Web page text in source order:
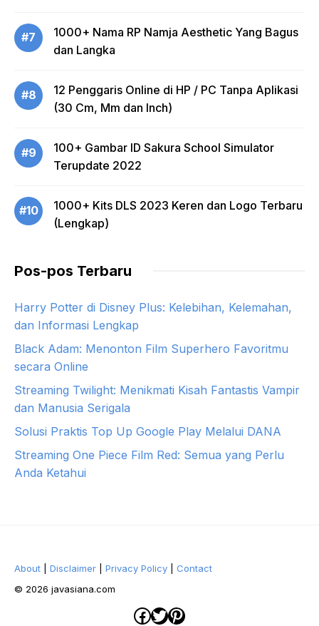
#7
1000+ Nama RP Namja Aesthetic Yang Bagus
dan Langka
#8
12 Penggaris Online di HP / PC Tanpa Aplikasi
(30 Cm, Mm dan Inch)
#9
100+ Gambar ID Sakura School Simulator
Terupdate 2022
#10
1000+ Kits DLS 2023 Keren dan Logo Terbaru
(Lengkap)
Pos-pos Terbaru
Harry Potter di Disney Plus: Kelebihan, Kelemahan,
dan Informasi Lengkap
Black Adam: Menonton Film Superhero Favoritmu
secara Online
Streaming Twilight: Menikmati Kisah Fantastis Vampir
dan Manusia Serigala
Solusi Praktis Top Up Google Play Melalui DANA
Streaming One Piece Film Red: Semua yang Perlu
Anda Ketahui
About Disclaimer Privacy Policy
Contact
© 2026 javasiana.com
Facebook
Twitter
Pinterest